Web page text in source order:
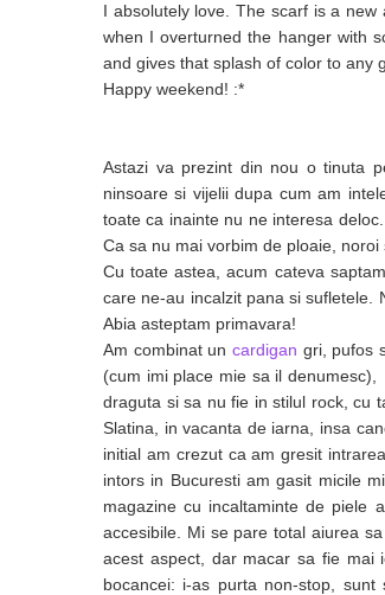
I absolutely love. The scarf is a
when I overturned the hanger with
and gives that splash of color to any
Happy weekend! :*
Astazi va prezint din nou o tinuta
ninsoare si vijelii dupa cum am
toate ca inainte nu ne interesa
Ca sa nu mai vorbim de ploaie, noroi
Cu toate astea, acum cateva
care ne-au incalzit pana si sufletele.
Abia asteptam primavara!
Am combinat un cardigan gri, pufos
(cum imi place mie sa il
draguta si sa nu fie in stilul rock, cu
Slatina, in vacanta de iarna, insa
initial am crezut ca am gresit
intors in Bucuresti am gasit micile
magazine cu incaltaminte de piele
accesibile. Mi se pare total aiurea
acest aspect, dar macar sa fie mai
bocancei: i-as purta non-stop,